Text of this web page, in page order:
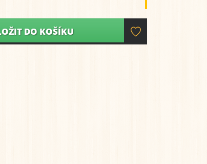
DO KOŠÍKU